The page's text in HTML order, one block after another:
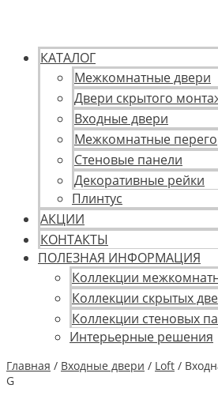
КАТАЛОГ
Межкомнатные двери
Двери скрытого
Входные двери
Межкомнатные
Стеновые панели
Декоративные рейки
Плинтус
АКЦИИ
КОНТАКТЫ
ПОЛЕЗНАЯ ИНФОРМАЦИЯ
Коллекции
Коллекции скрытых
Коллекции стеновых
Интерьерные решения
Главная / Входные двери / Loft /
G